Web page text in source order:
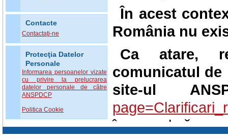
Contacte
Contactaţi-ne
Protecţia Datelor
Personale
Informarea persoanelor vizate
cu privire la prelucrarea
datelor personale de către
ANSPDCP
Politica Cookie
În acest
România nu
Ca atare,
comunicatul de
site-ul
în sensul că: